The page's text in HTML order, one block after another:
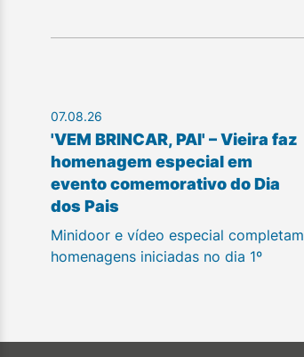
07.08.26
'VEM BRINCAR, PAI' – Vieira faz
homenagem especial em
evento comemorativo do Dia
dos Pais
Minidoor e vídeo especial completam
homenagens iniciadas no dia 1º